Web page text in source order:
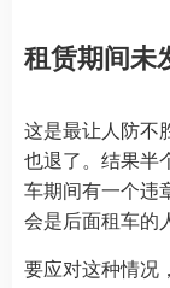
租赁期间未
这是最让人防不
也退了。结果半
车期间有一个违
会是后面租车的
要应对这种情况